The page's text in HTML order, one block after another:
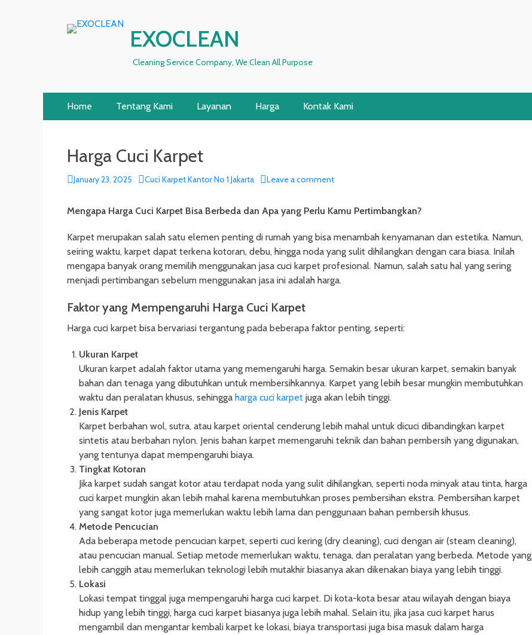
EXOCLEAN
Cleaning Service Company, We Clean All Purpose
Primary
Menu
Home Tentang Kami Layanan Harga Kontak Kami
Harga Cuci Karpet
P
t
d
o
n
January 23, 2025
A
h
r
Cuci Karpet Kantor No 1 Jakarta Leave a comment
Mengapa Harga Cuci Karpet Bisa Berbeda dan Apa yang Perlu Kamu Pertimbangkan?
Karpet merupakan salah satu elemen penting di rumah yang bisa menambah kenyamanan dan estetika. Namun,
seiring waktu, karpet dapat terkena kotoran, debu, hingga noda yang sulit dihilangkan dengan cara biasa. Inilah
mengapa banyak orang memilih menggunakan jasa cuci karpet profesional. Namun, salah satu hal yang sering
menjadi pertimbangan sebelum menggunakan jasa ini adalah harga.
Faktor yang Mempengaruhi Harga Cuci Karpet
Harga cuci karpet bisa bervariasi tergantung pada beberapa faktor penting, seperti:
Ukuran Karpet
Ukuran karpet adalah faktor utama yang memengaruhi harga. Semakin besar ukuran karpet, semakin banyak
bahan dan tenaga yang dibutuhkan untuk membersihkannya. Karpet yang lebih besar mungkin membutuhkan
waktu dan peralatan khusus, sehingga harga cuci karpet juga akan lebih tinggi.
Jenis Karpet
Karpet berbahan wol, sutra, atau karpet oriental cenderung lebih mahal untuk dicuci dibandingkan karpet
sintetis atau berbahan nylon. Jenis bahan karpet memengaruhi teknik dan bahan pembersih yang digunakan,
yang tentunya dapat mempengaruhi biaya.
Tingkat Kotoran
Jika karpet sudah sangat kotor atau terdapat noda yang sulit dihilangkan, seperti noda minyak atau tinta, harga
cuci karpet mungkin akan lebih mahal karena membutuhkan proses pembersihan ekstra. Pembersihan karpet
yang sangat kotor juga memerlukan waktu lebih lama dan penggunaan bahan pembersih khusus.
Metode Pencucian
Ada beberapa metode pencucian karpet, seperti cuci kering (dry cleaning), cuci dengan air (steam cleaning),
atau pencucian manual. Setiap metode memerlukan waktu, tenaga, dan peralatan yang berbeda. Metode yang
lebih canggih atau memerlukan teknologi lebih mutakhir biasanya akan dikenakan biaya yang lebih tinggi.
Lokasi
Lokasi tempat tinggal juga mempengaruhi harga cuci karpet. Di kota-kota besar atau wilayah dengan biaya
hidup yang lebih tinggi, harga cuci karpet biasanya juga lebih mahal. Selain itu, jika jasa cuci karpet harus
mengambil dan mengantar kembali karpet ke lokasi, biaya transportasi juga bisa masuk dalam harga